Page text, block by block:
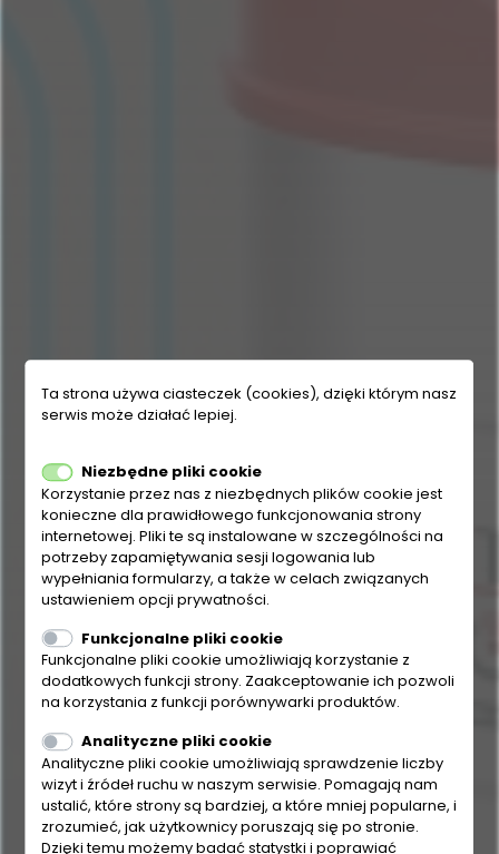
Ta strona używa ciasteczek (cookies), dzięki którym nasz
serwis może działać lepiej.
Niezbędne pliki cookie
Korzystanie przez nas z niezbędnych plików cookie jest
konieczne dla prawidłowego funkcjonowania strony
internetowej. Pliki te są instalowane w szczególności na
potrzeby zapamiętywania sesji logowania lub
wypełniania formularzy, a także w celach związanych
ustawieniem opcji prywatności.
Funkcjonalne pliki cookie
Funkcjonalne pliki cookie umożliwiają korzystanie z
dodatkowych funkcji strony. Zaakceptowanie ich pozwoli
na korzystania z funkcji porównywarki produktów.
Analityczne pliki cookie
Analityczne pliki cookie umożliwiają sprawdzenie liczby
wizyt i źródeł ruchu w naszym serwisie. Pomagają nam
ustalić, które strony są bardziej, a które mniej popularne, i
zrozumieć, jak użytkownicy poruszają się po stronie.
Dzięki temu możemy badać statystki i poprawiać